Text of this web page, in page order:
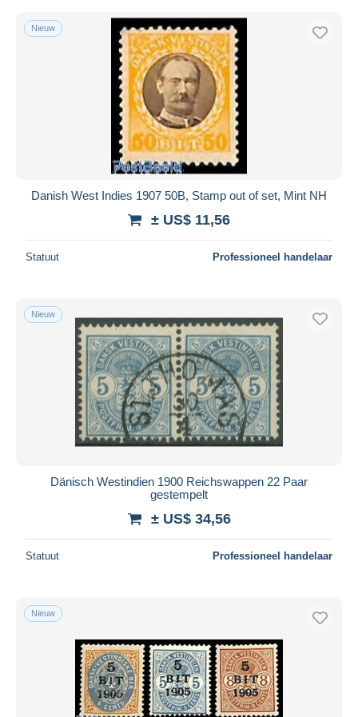
Nieuw
Danish West Indies 1907 50B, Stamp out of set, Mint NH
± US$ 11,56
Statuut Professioneel handelaar
Nieuw
Dänisch Westindien 1900 Reichswappen 22 Paar
gestempelt
± US$ 34,56
Statuut Professioneel handelaar
Nieuw